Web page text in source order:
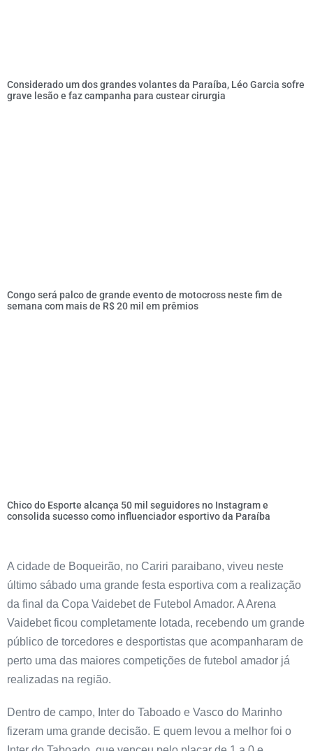
Considerado um dos grandes volantes da Paraíba, Léo Garcia sofre
grave lesão e faz campanha para custear cirurgia
Congo será palco de grande evento de motocross neste fim de
semana com mais de R$ 20 mil em prêmios
Chico do Esporte alcança 50 mil seguidores no Instagram e
consolida sucesso como influenciador esportivo da Paraíba
A cidade de Boqueirão, no Cariri paraibano, viveu neste
último sábado uma grande festa esportiva com a realização
da final da Copa Vaidebet de Futebol Amador. A Arena
Vaidebet ficou completamente lotada, recebendo um grande
público de torcedores e desportistas que acompanharam de
perto uma das maiores competições de futebol amador já
realizadas na região.
Dentro de campo, Inter do Taboado e Vasco do Marinho
fizeram uma grande decisão. E quem levou a melhor foi o